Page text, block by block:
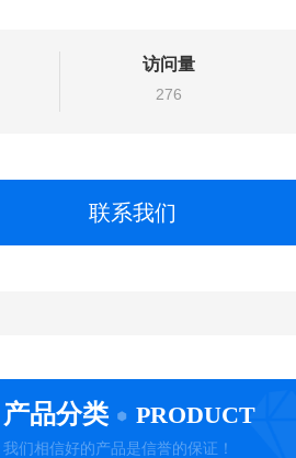
访问量
276
联系我们
产品分类 PRODUCT
我们相信好的产品是信誉的保证！